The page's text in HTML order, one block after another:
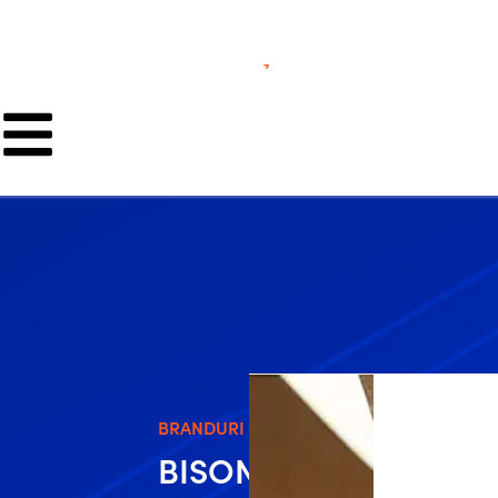
BRANDURI
BISON